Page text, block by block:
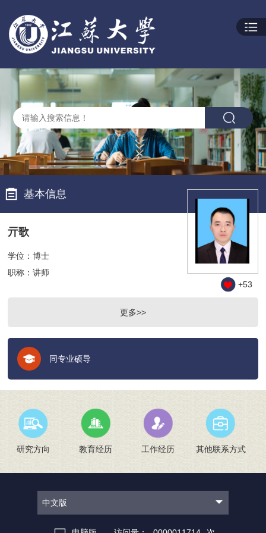
基本信息
亓歌
学位：博士
职称：讲师
+53
更多>>
同专业硕导
研究方向 教育经历 工作经历 其他联系方式
中文版